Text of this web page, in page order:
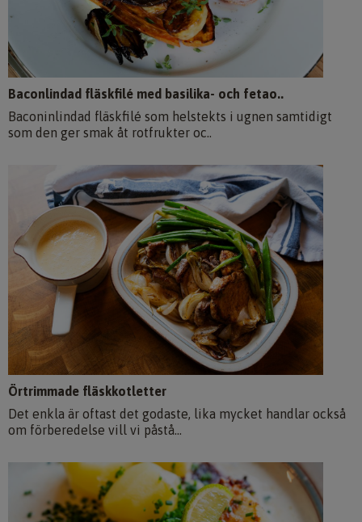
Baconlindad fläskfilé med basilika- och fetao..
Baconinlindad fläskfilé som helstekts i ugnen samtidigt
som den ger smak åt rotfrukter oc..
Örtrimmade fläskkotletter
Det enkla är oftast det godaste, lika mycket handlar också
om förberedelse vill vi påstå...